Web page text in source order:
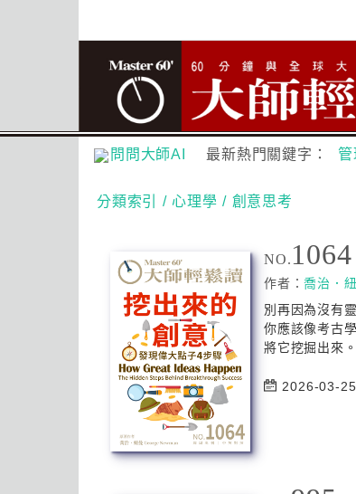
問問大師AI 最新熱門關鍵字： 管
分類索引 / 心理學 / 創意思考
NO. 1064
作者：喬治．
別再因為沒有
你應該像考古
將它挖掘出來
2026-03-